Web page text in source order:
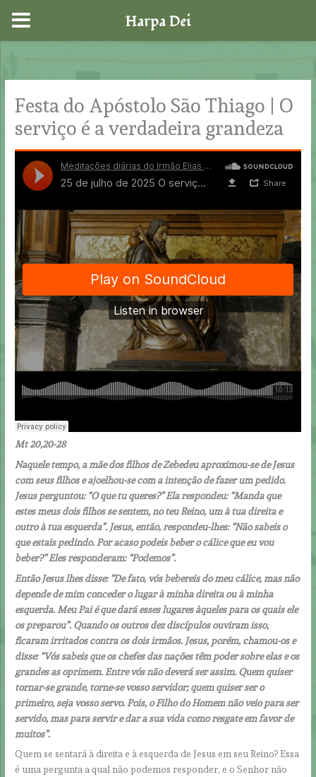
content
Festa do Apóstolo São Thiago | O
serviço é a verdadeira grandeza
Mt 20,20-28
Naquele tempo, a mãe dos filhos de Zebedeu aproximou-se de Jesus
com seus filhos e ajoelhou-se com a intenção de fazer um pedido.
Jesus perguntou: “O que tu queres?” Ela respondeu: “Manda que
estes meus dois filhos se sentem, no teu Reino, um à tua direita e
outro à tua esquerda”. Jesus, então, respondeu-lhes: “Não sabeis o
que estais pedindo. Por acaso podeis beber o cálice que eu vou
beber?” Eles responderam: “Podemos”.
Então Jesus lhes disse: “De fato, vós bebereis do meu cálice, mas não
depende de mim conceder o lugar à minha direita ou à minha
esquerda. Meu Pai é que dará esses lugares àqueles para os quais ele
os preparou”. Quando os outros dez discípulos ouviram isso,
ficaram irritados contra os dois irmãos. Jesus, porém, chamou-os e
disse: “Vós sabeis que os chefes das nações têm poder sobre elas e os
grandes as oprimem. Entre vós não deverá ser assim. Quem quiser
tornar-se grande, torne-se vosso servidor; quem quiser ser o
primeiro, seja vosso servo. Pois, o Filho do Homem não veio para ser
servido, mas para servir e dar a sua vida como resgate em favor de
muitos”.
Quem se sentará à direita e à esquerda de Jesus em seu Reino? Essa
é uma pergunta a qual não podemos responder, e o Senhor não
Harpa Dei